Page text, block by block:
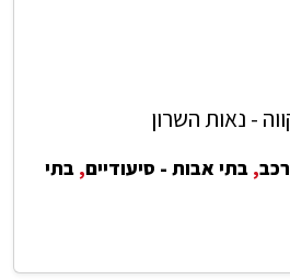
- נאות השרון
, בתי אבות - סיעודיים, בתי